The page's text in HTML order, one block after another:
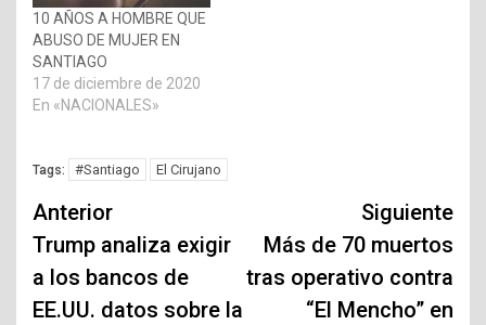
10 AÑOS A HOMBRE QUE
ABUSO DE MUJER EN
SANTIAGO
17 de diciembre de 2020
En «NACIONALES»
Tags: #Santiago El Cirujano
Navegación
de
entradas
Anterior
Trump analiza exigir
a los bancos de
EE.UU. datos sobre la
Siguiente
Más de 70 muertos
tras operativo contra
“El Mencho” en